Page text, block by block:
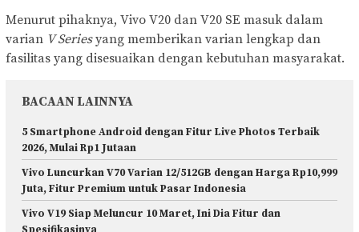
Menurut pihaknya, Vivo V20 dan V20 SE masuk dalam
varian V Seriesyang memberikan varian lengkap dan
fasilitas yang disesuaikan dengan kebutuhan masyarakat.
BACAAN LAINNYA
5 Smartphone Android dengan Fitur Live Photos Terbaik
2026, Mulai Rp1 Jutaan
Vivo Luncurkan V70 Varian 12/512GB dengan Harga Rp10,999
Juta, Fitur Premium untuk Pasar Indonesia
Vivo V19 Siap Meluncur 10 Maret, Ini Dia Fitur dan
Spesifikasinya